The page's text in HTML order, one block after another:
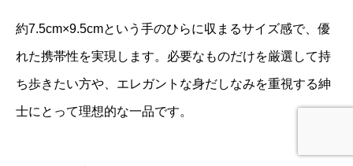
約7.5cm×9.5cmという手のひらに収まるサイズ感で、優
れた携帯性を実現します。必要なものだけを厳選して持
ち歩きたい方や、エレガントな身だしなみを重視する紳
士にとって理想的な一品です。